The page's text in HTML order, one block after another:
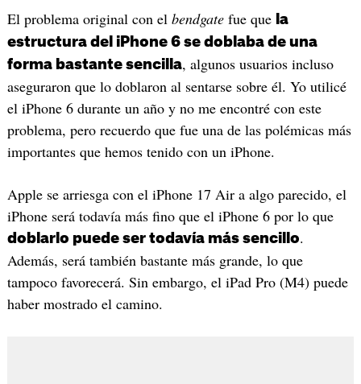
El problema original con el bendgatefue que la
estructura del iPhone 6 se doblaba de una
forma bastante sencilla, algunos usuarios incluso
aseguraron que lo doblaron al sentarse sobre él. Yo utilicé
el iPhone 6 durante un año y no me encontré con este
problema, pero recuerdo que fue una de las polémicas más
importantes que hemos tenido con un iPhone.
Apple se arriesga con el iPhone 17 Air a algo parecido, el
iPhone será todavía más fino que el iPhone 6 por lo que
doblarlo puede ser todavía más sencillo.
Además, será también bastante más grande, lo que
tampoco favorecerá. Sin embargo, el iPad Pro (M4) puede
haber mostrado el camino.